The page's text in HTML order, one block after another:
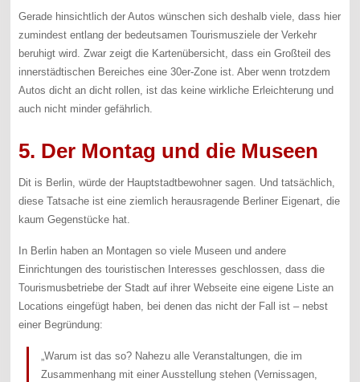
Gerade hinsichtlich der Autos wünschen sich deshalb viele, dass hier
zumindest entlang der bedeutsamen Tourismusziele der Verkehr
beruhigt wird. Zwar zeigt die Kartenübersicht, dass ein Großteil des
innerstädtischen Bereiches eine 30er-Zone ist. Aber wenn trotzdem
Autos dicht an dicht rollen, ist das keine wirkliche Erleichterung und
auch nicht minder gefährlich.
5. Der Montag und die Museen
Dit is Berlin, würde der Hauptstadtbewohner sagen. Und tatsächlich,
diese Tatsache ist eine ziemlich herausragende Berliner Eigenart, die
kaum Gegenstücke hat.
In Berlin haben an Montagen so viele Museen und andere
Einrichtungen des touristischen Interesses geschlossen, dass die
Tourismusbetriebe der Stadt auf ihrer Webseite eine eigene Liste an
Locations eingefügt haben, bei denen das nicht der Fall ist – nebst
einer Begründung:
„Warum ist das so? Nahezu alle Veranstaltungen, die im
Zusammenhang mit einer Ausstellung stehen (Vernissagen,